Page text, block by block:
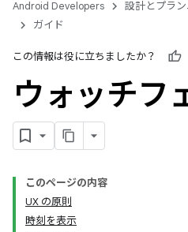
Android Developers 設計とプラ
ガイド
この情報は役に立ちましたか？
ウォッチフ
このページの内容
UX の原則
時刻を表示